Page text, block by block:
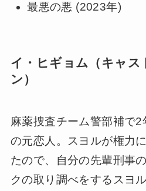
最悪の悪 (2023年)
イ・ヒギョム（キャス
ン）
麻薬捜査チーム警部補で
の元恋人。スヨルが権力
たので、自分の先輩刑事
クの取り調べをするスヨ